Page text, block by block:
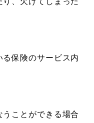
保険のサービス内
ことができる場合